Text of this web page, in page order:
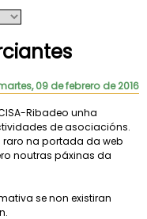
09 de febrero de 2016
Ribadeo unha
de asociacións.
raro na portada da web
noutras páxinas da
se non existiran